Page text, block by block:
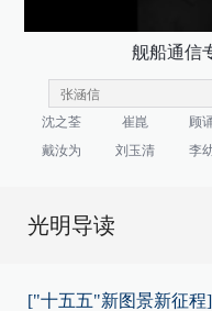
舰船通信
沈之荃 崔崑 顾
戴汝为
刘玉清 李
光明导读
["十五五"新图景新征程]